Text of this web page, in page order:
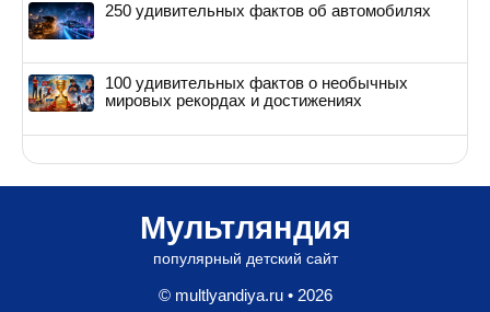
250 удивительных фактов об автомобилях
100 удивительных фактов о необычных
мировых рекордах и достижениях
Мультляндия
популярный детский сайт
© multlyandiya.ru • 2026